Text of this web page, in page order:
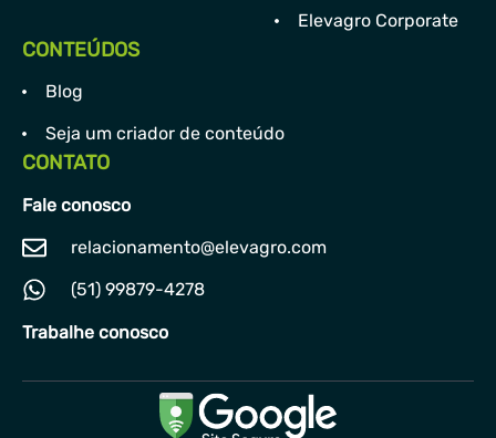
Elevagro Corporate
CONTEÚDOS
Blog
Seja um criador de conteúdo
CONTATO
Fale conosco
relacionamento@elevagro.com
(51) 99879-4278
Trabalhe conosco